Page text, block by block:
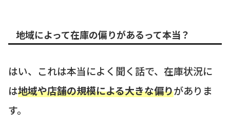
地域によって在庫の偏りがあるって本当？
はい、これは本当によく聞く話で、在庫状況に
は地域や店舗の規模による大きな偏りがありま
す。